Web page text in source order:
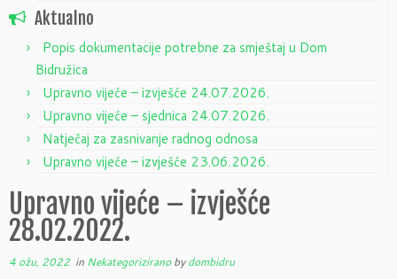
Aktualno
Popis dokumentacije potrebne za smještaj u Dom
Bidružica
Upravno vijeće – izvješće 24.07.2026.
Upravno vijeće – sjednica 24.07.2026.
Natječaj za zasnivanje radnog odnosa
Upravno vijeće – izvješće 23.06.2026.
Upravno vijeće – izvješće
28.02.2022.
4 ožu, 2022 in Nekategoriziranobydombidru